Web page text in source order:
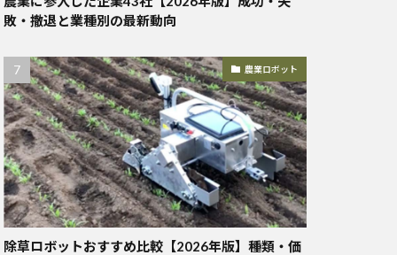
敗・撤退と業種別の最新動向
農業ロボット
除草ロボットおすすめ比較【2026年版】種類・価